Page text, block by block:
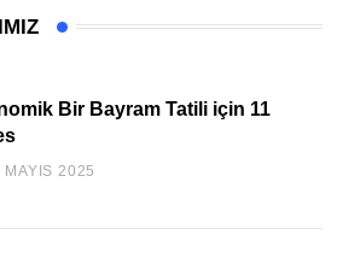
Bir Bayram Tatili için 11
MAYIS 2025